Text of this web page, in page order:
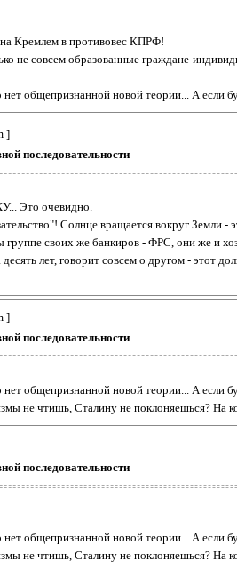
Кремлем в противовес КПРФ!
не совсем образованные граждане-
общепризнанной новой теории... А если
]
последовательности
Это очевидно.
Солнце вращается вокруг Земли -
своих же банкиров - ФРС, они же и
лет, говорит совсем о другом - этот
]
последовательности
общепризнанной новой теории... А если
не чтишь, Сталину не поклоняешься? На
последовательности
общепризнанной новой теории... А если
не чтишь, Сталину не поклоняешься? На